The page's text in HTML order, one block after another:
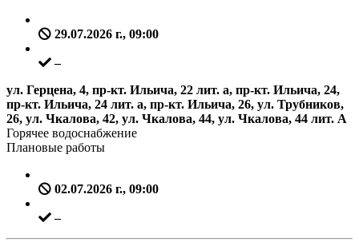
29.07.2026 г., 09:00
–
ул. Герцена, 4, пр-кт. Ильича, 22 лит. а, пр-кт. Ильича, 24,
пр-кт. Ильича, 24 лит. а, пр-кт. Ильича, 26, ул. Трубников,
26, ул. Чкалова, 42, ул. Чкалова, 44, ул. Чкалова, 44 лит. А
Горячее водоснабжение
Плановые работы
02.07.2026 г., 09:00
–